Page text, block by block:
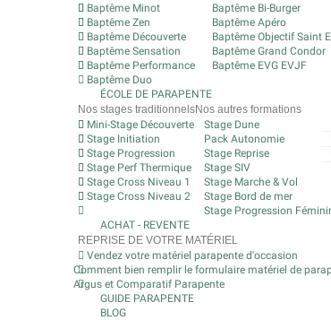
Baptême Minot
Baptême Zen
Baptême Découverte
Baptême Sensation
Baptême Performance
Baptême Duo
Baptême Bi-Burger
Baptême Apéro
Baptême Objectif Saint
Baptême Grand Condor
Baptême EVG EVJF
ÉCOLE DE PARAPENTE
Nos stages traditionnels
Mini-Stage Découverte
Stage Initiation
Stage Progression
Stage Perf Thermique
Stage Cross Niveau 1
Stage Cross Niveau 2
Nos autres formations
Stage Dune
Pack Autonomie
Stage Reprise
Stage SIV
Stage Marche & Vol
Stage Bord de mer
Stage Progression
ACHAT - REVENTE
REPRISE DE VOTRE MATÉRIEL
Vendez votre matériel parapente d'occasion
Comment bien remplir le formulaire matériel de
Argus et Comparatif Parapente
GUIDE PARAPENTE
BLOG